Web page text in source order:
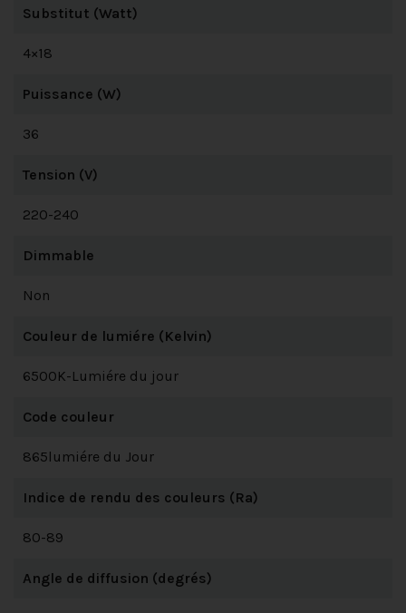
Substitut (Watt)
4×18
Puissance (W)
36
Tension (V)
220-240
Dimmable
Non
Couleur de lumiére (Kelvin)
6500K-Lumiére du jour
Code couleur
865lumiére du Jour
Indice de rendu des couleurs (Ra)
80-89
Angle de diffusion (degrés)